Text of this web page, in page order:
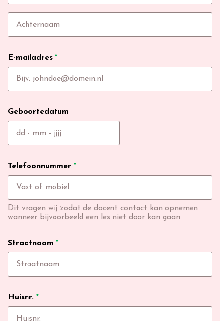
E-mailadres *
Geboortedatum
Telefoonnummer *
Dit vragen wij zodat de docent contact kan opnemen
wanneer bijvoorbeeld een les niet door kan gaan
Straatnaam *
Huisnr. *